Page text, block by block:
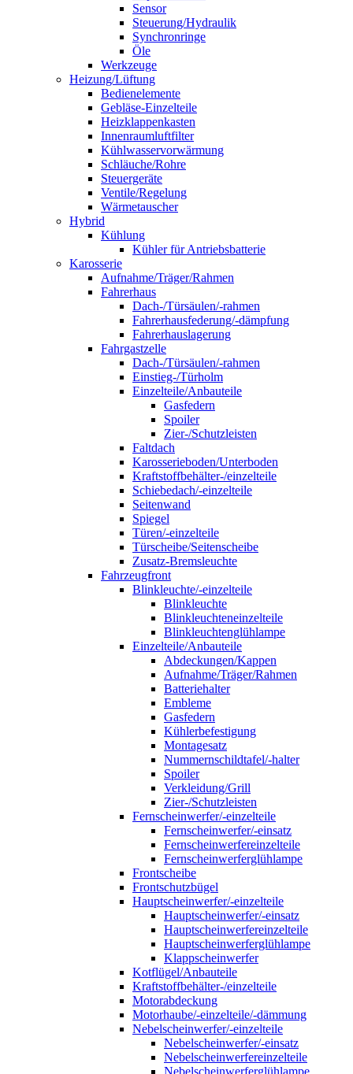
Sensor
Steuerung/Hydraulik
Synchronringe
Öle
Werkzeuge
Heizung/Lüftung
Bedienelemente
Gebläse-Einzelteile
Heizklappenkasten
Innenraumluftfilter
Kühlwasservorwärmung
Schläuche/Rohre
Steuergeräte
Ventile/Regelung
Wärmetauscher
Hybrid
Kühlung
Kühler für Antriebsbatterie
Karosserie
Aufnahme/Träger/Rahmen
Fahrerhaus
Dach-/Türsäulen/-rahmen
Fahrerhausfederung/-dämpfung
Fahrerhauslagerung
Fahrgastzelle
Dach-/Türsäulen/-rahmen
Einstieg-/Türholm
Einzelteile/Anbauteile
Gasfedern
Spoiler
Zier-/Schutzleisten
Faltdach
Karosserieboden/Unterboden
Kraftstoffbehälter-/einzelteile
Schiebedach/-einzelteile
Seitenwand
Spiegel
Türen/-einzelteile
Türscheibe/Seitenscheibe
Zusatz-Bremsleuchte
Fahrzeugfront
Blinkleuchte/-einzelteile
Blinkleuchte
Blinkleuchteneinzelteile
Blinkleuchtenglühlampe
Einzelteile/Anbauteile
Abdeckungen/Kappen
Aufnahme/Träger/Rahmen
Batteriehalter
Embleme
Gasfedern
Kühlerbefestigung
Montagesatz
Nummernschildtafel/-halter
Spoiler
Verkleidung/Grill
Zier-/Schutzleisten
Fernscheinwerfer/-einzelteile
Fernscheinwerfer/-einsatz
Fernscheinwerfereinzelteile
Fernscheinwerferglühlampe
Frontscheibe
Frontschutzbügel
Hauptscheinwerfer/-einzelteile
Hauptscheinwerfer/-einsatz
Hauptscheinwerfereinzelteile
Hauptscheinwerferglühlampe
Klappscheinwerfer
Kotflügel/Anbauteile
Kraftstoffbehälter-/einzelteile
Motorabdeckung
Motorhaube/-einzelteile/-dämmung
Nebelscheinwerfer/-einzelteile
Nebelscheinwerfer/-einsatz
Nebelscheinwerfereinzelteile
Nebelscheinwerferglühlampe